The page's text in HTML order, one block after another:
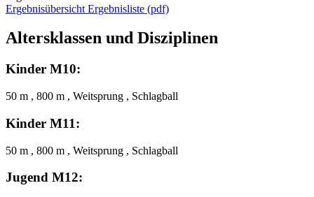
Ergebnisübersicht Ergebnisliste (pdf)
Altersklassen und Disziplinen
Kinder M10:
50 m , 800 m , Weitsprung , Schlagball
Kinder M11:
50 m , 800 m , Weitsprung , Schlagball
Jugend M12: